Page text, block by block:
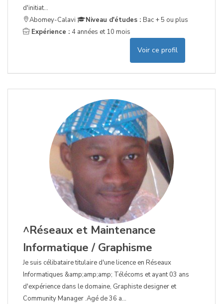
d'initiat...
Abomey-Calavi
Niveau d'études : Bac + 5 ou plus
Expérience : 4 années et 10 mois
Voir ce profil
^Réseaux et Maintenance
Informatique / Graphisme
Je suis célibataire titulaire d'une licence en Réseaux
Informatiques &amp;amp;amp; Télécoms et ayant 03 ans
d'expérience dans le domaine, Graphiste designer et
Community Manager .Agé de 36 a...